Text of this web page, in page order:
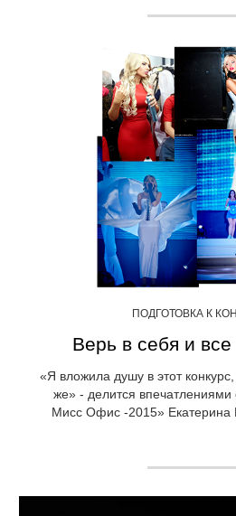
ПОДГОТОВКА К
Верь в себя и все
«Я вложила душу в этот
же» - делится
Мисс Офис -2015» Екатерина